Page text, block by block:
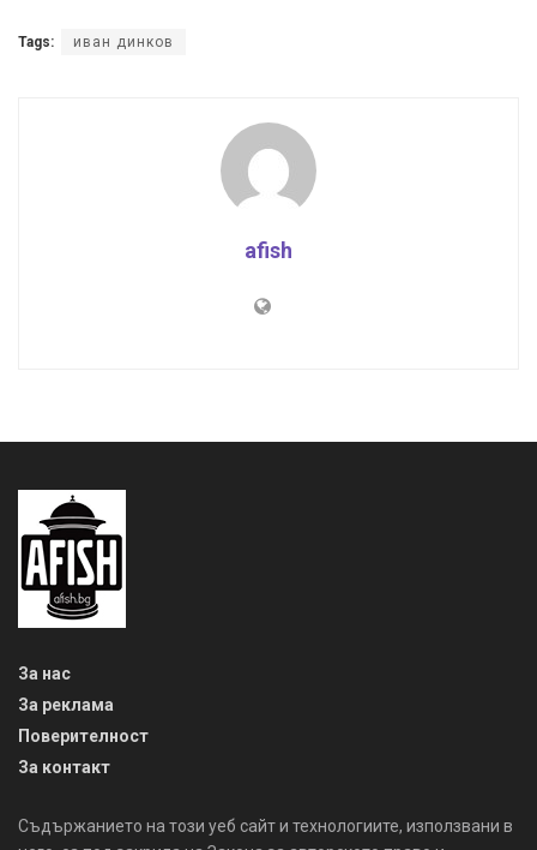
Tags: иван динков
afish
За нас
За реклама
Поверителност
За контакт
Съдържанието на този уеб сайт и технологиите, използвани в